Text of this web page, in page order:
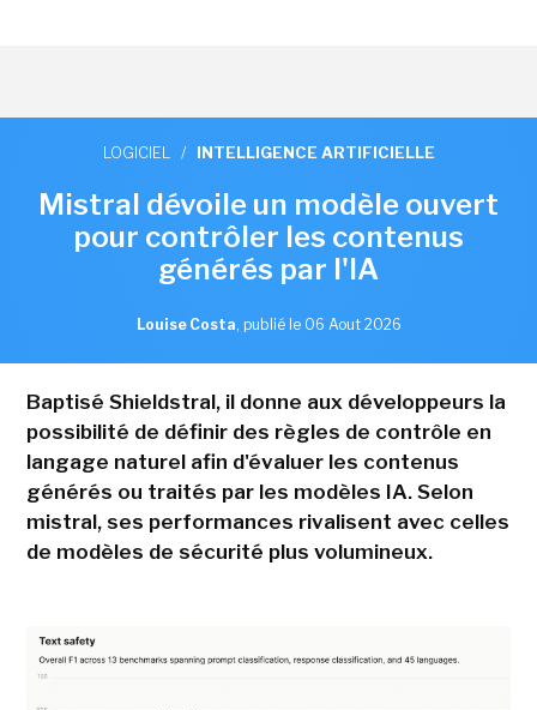
LOGICIEL / INTELLIGENCE ARTIFICIELLE
Mistral dévoile un modèle ouvert
pour contrôler les contenus
générés par l'IA
Louise Costa, publié le 06 Aout 2026
Baptisé Shieldstral, il donne aux développeurs la
possibilité de définir des règles de contrôle en
langage naturel afin d'évaluer les contenus
générés ou traités par les modèles IA. Selon
mistral, ses performances rivalisent avec celles
de modèles de sécurité plus volumineux.